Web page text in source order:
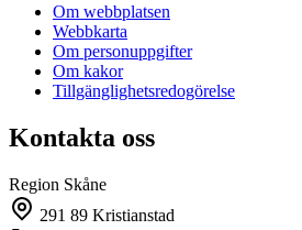
Om webbplatsen
Webbkarta
Om personuppgifter
Om kakor
Tillgänglighetsredogörelse
Kontakta oss
Region Skåne
291 89 Kristianstad